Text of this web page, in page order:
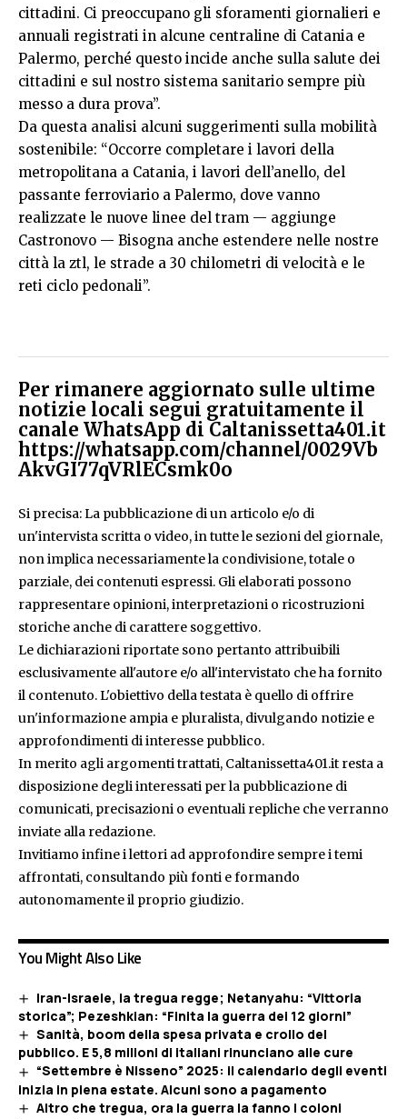
cittadini. Ci preoccupano gli sforamenti giornalieri e
annuali registrati in alcune centraline di Catania e
Palermo, perché questo incide anche sulla salute dei
cittadini e sul nostro sistema sanitario sempre più
messo a dura prova”.
Da questa analisi alcuni suggerimenti sulla mobilità
sostenibile: “Occorre completare i lavori della
metropolitana a Catania, i lavori dell’anello, del
passante ferroviario a Palermo, dove vanno
realizzate le nuove linee del tram — aggiunge
Castronovo — Bisogna anche estendere nelle nostre
città la ztl, le strade a 30 chilometri di velocità e le
reti ciclo pedonali”.
Per rimanere aggiornato sulle ultime
notizie locali segui gratuitamente il
canale WhatsApp di Caltanissetta401.it
https://whatsapp.com/channel/0029Vb
AkvGI77qVRlECsmk0o
Si precisa: La pubblicazione di un articolo e/o di
un'intervista scritta o video, in tutte le sezioni del giornale,
non implica necessariamente la condivisione, totale o
parziale, dei contenuti espressi. Gli elaborati possono
rappresentare opinioni, interpretazioni o ricostruzioni
storiche anche di carattere soggettivo.
Le dichiarazioni riportate sono pertanto attribuibili
esclusivamente all'autore e/o all'intervistato che ha fornito
il contenuto. L'obiettivo della testata è quello di offrire
un'informazione ampia e pluralista, divulgando notizie e
approfondimenti di interesse pubblico.
In merito agli argomenti trattati, Caltanissetta401.it resta a
disposizione degli interessati per la pubblicazione di
comunicati, precisazioni o eventuali repliche che verranno
inviate alla redazione.
Invitiamo infine i lettori ad approfondire sempre i temi
affrontati, consultando più fonti e formando
autonomamente il proprio giudizio.
You Might Also Like
Iran-Israele, la tregua regge; Netanyahu: “Vittoria
storica”; Pezeshkian: “Finita la guerra dei 12 giorni”
Sanità, boom della spesa privata e crollo del
pubblico. E 5,8 milioni di italiani rinunciano alle cure
“Settembre è Nisseno” 2025: il calendario degli eventi
inizia in piena estate. Alcuni sono a pagamento
Altro che tregua, ora la guerra la fanno i coloni